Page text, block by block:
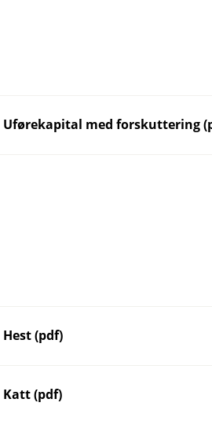
Uførekapital med forskuttering
Hest (pdf)
Katt (pdf)